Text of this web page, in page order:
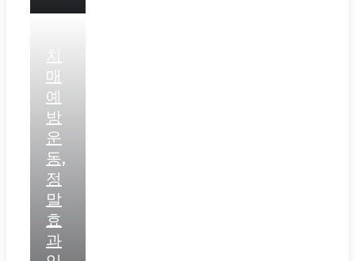
치
매
예
방
운
동,
정
말
효
과